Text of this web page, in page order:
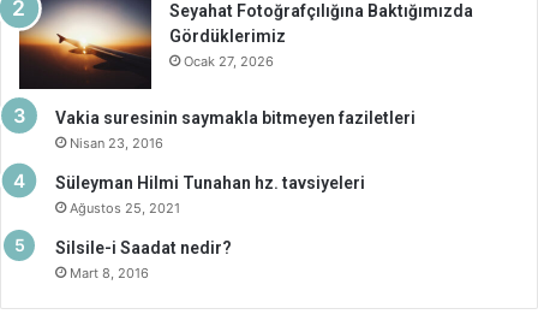
Seyahat Fotoğrafçılığına Baktığımızda
Gördüklerimiz
Ocak 27, 2026
Vakia suresinin saymakla bitmeyen faziletleri
Nisan 23, 2016
Süleyman Hilmi Tunahan hz. tavsiyeleri
Ağustos 25, 2021
Silsile-i Saadat nedir?
Mart 8, 2016